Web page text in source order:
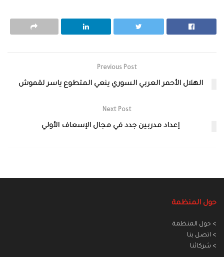
Previous Post
الهلال الأحمر العربي السوري ينعي المتطوع ياسر لقموش
Next Post
إعداد مدربين جدد في مجال الإسعاف الأولي
حول المنظمة
> حول المنظمة
> اتصل بنا
> شركائنا